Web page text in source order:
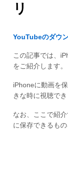
リ
YouTubeのダウ
この記事では、
をご紹介します。
iPhoneに動画を
きな時に視聴でき
なお、ここで紹
に保存できるもの